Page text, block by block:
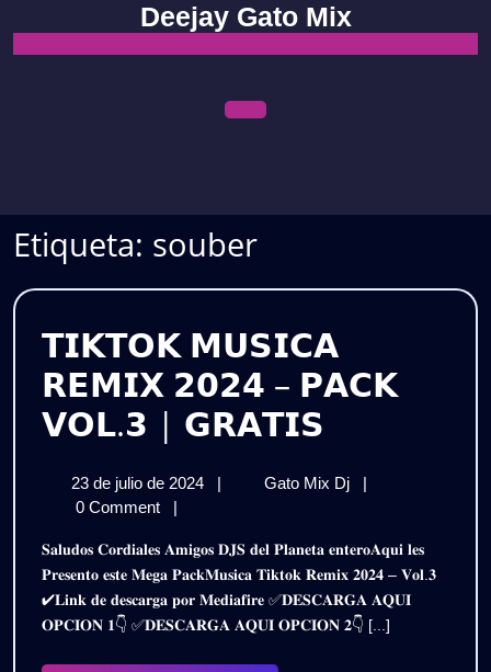
content
Deejay Gato Mix
Etiqueta: souber
𝗧𝗜𝗞𝗧𝗢𝗞 𝗠𝗨𝗦𝗜𝗖𝗔
𝗥𝗘𝗠𝗜𝗫 𝟮𝟬𝟮𝟰 – 𝗣𝗔𝗖𝗞
𝗩𝗢𝗟.𝟯 | 𝗚𝗥𝗔𝗧𝗜𝗦
𝗥𝗘𝗠𝗜𝗫
𝟮𝟬𝟮𝟰
–
𝗣𝗔𝗖𝗞
23 de julio de 2024
23
de
2024
| Gato Mix Dj
𝗧𝗜𝗞𝗧𝗢𝗞
𝟮𝟬𝟮𝟰
–
𝗣𝗔𝗖𝗞
𝗩𝗢𝗟.𝟯
|
0 Comment
|
𝐒𝐚𝐥𝐮𝐝𝐨𝐬 𝐂𝐨𝐫𝐝𝐢𝐚𝐥𝐞𝐬 𝐀𝐦𝐢𝐠𝐨𝐬 𝐃𝐉𝐒 𝐝𝐞𝐥 𝐏𝐥𝐚𝐧𝐞𝐭𝐚 𝐞𝐧𝐭𝐞𝐫𝐨𝐀𝐪𝐮𝐢 𝐥𝐞𝐬
𝐏𝐫𝐞𝐬𝐞𝐧𝐭𝐨 𝐞𝐬𝐭𝐞 𝐌𝐞𝐠𝐚 𝐏𝐚𝐜𝐤𝐌𝐮𝐬𝐢𝐜𝐚 𝐓𝐢𝐤𝐭𝐨𝐤 𝐑𝐞𝐦𝐢𝐱 𝟐𝟎𝟐𝟒 – 𝐕𝐨𝐥.𝟑
✔𝐋𝐢𝐧𝐤 𝐝𝐞 𝐝𝐞𝐬𝐜𝐚𝐫𝐠𝐚 𝐩𝐨𝐫 𝐌𝐞𝐝𝐢𝐚𝐟𝐢𝐫𝐞 ✅𝐃𝐄𝐒𝐂𝐀𝐑𝐆𝐀 𝐀𝐐𝐔𝐈
𝐎𝐏𝐂𝐈𝐎𝐍 𝟏👇 ✅𝐃𝐄𝐒𝐂𝐀𝐑𝐆𝐀 𝐀𝐐𝐔𝐈 𝐎𝐏𝐂𝐈𝐎𝐍 𝟐👇 [...]